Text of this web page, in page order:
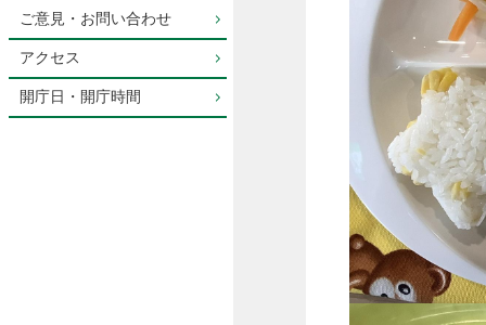
ご意見・お問い合わせ
アクセス
開庁日・開庁時間